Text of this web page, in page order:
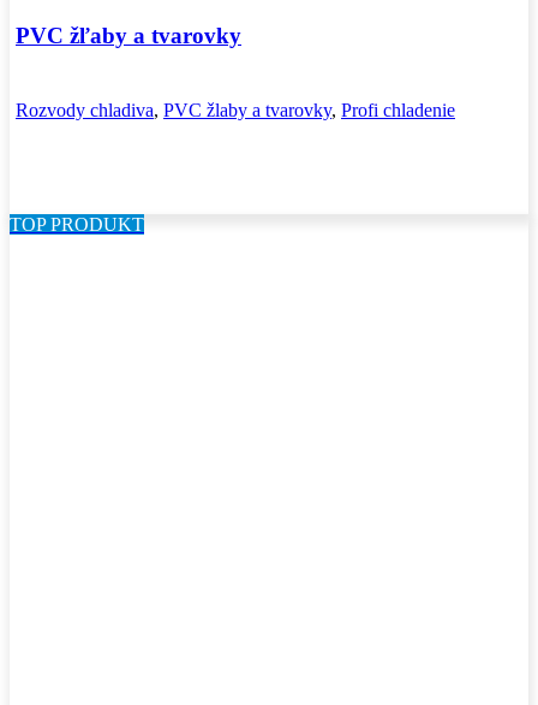
PVC žľaby a tvarovky
Rozvody chladiva, PVC žlaby a tvarovky, Profi chladenie
TOP PRODUKT